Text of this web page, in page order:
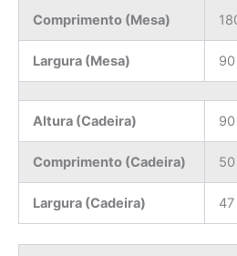
Comprimento (Mesa)
Largura (Mesa)
Altura (Cadeira)
Comprimento (Cadeira)
Largura (Cadeira)